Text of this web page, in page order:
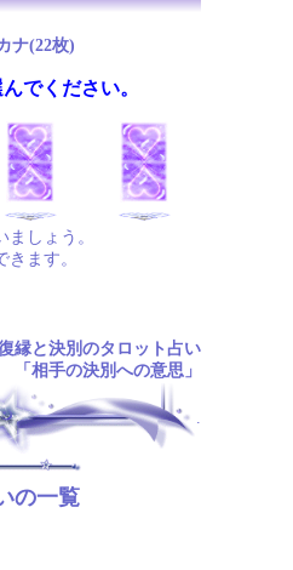
ナ(22枚)
でください。
しょう。
ます。
縁と決別のタロット占い
「相手の決別への意思」
.
の一覧